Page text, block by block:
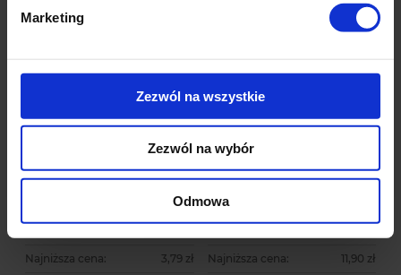
Marketing
Zezwól na wszystkie
Zezwól na wybór
Odmowa
kompozytowa do roślin
111 ocen
Najniższa cena: 3,79 zł
choinkowa - nietłukąca
216 ocen
9,90 zł
Najniższa cena: 11,90 zł